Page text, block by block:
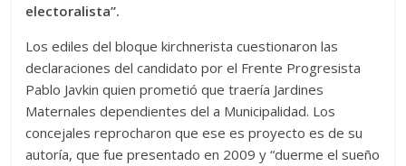
electoralista”.
Los ediles del bloque kirchnerista cuestionaron las
declaraciones del candidato por el Frente Progresista
Pablo Javkin quien prometió que traería Jardines
Maternales dependientes del a Municipalidad. Los
concejales reprocharon que ese es proyecto es de su
autoría, que fue presentado en 2009 y “duerme el sueño